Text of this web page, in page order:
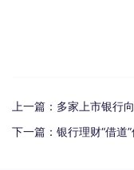
上一篇： 多家上市银行
下一篇： 银行理财“借道